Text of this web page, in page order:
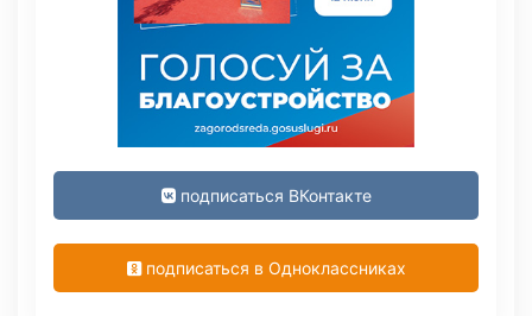
подписаться ВКонтакте
подписаться в Одноклассниках